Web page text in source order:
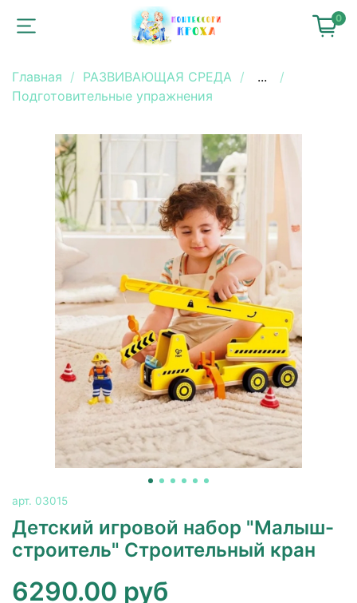
0
Главная РАЗВИВАЮЩАЯ СРЕДА
...
Подготовительные упражнения
арт. 03015
Детский игровой набор "Малыш-
строитель" Строительный кран
6290.00 руб